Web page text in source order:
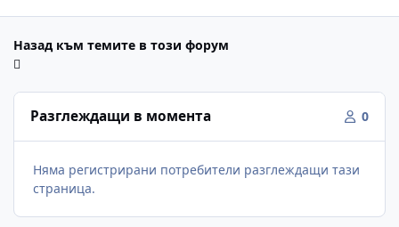
Назад към темите в този форум
Разглеждащи в момента 0
Няма регистрирани потребители разглеждащи тази
страница.